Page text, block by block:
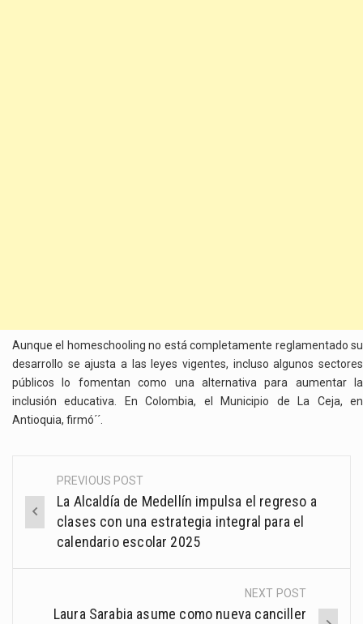
Aunque el homeschooling no está completamente reglamentado su
desarrollo se ajusta a las leyes vigentes, incluso algunos sectores
públicos lo fomentan como una alternativa para aumentar la
inclusión educativa. En Colombia, el Municipio de La Ceja, en
Antioquia, firmó´´.
Post
navigation
PREVIOUS POST
La Alcaldía de Medellín impulsa el regreso a
clases con una estrategia integral para el
calendario escolar 2025
NEXT POST
Laura Sarabia asume como nueva canciller